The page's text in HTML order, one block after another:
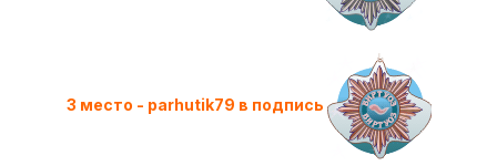
3 место - parhutik79 в подпись